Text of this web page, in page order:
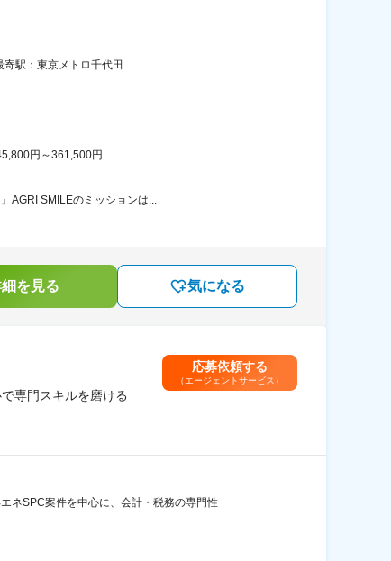
駅：東京メトロ千代田...
円～361,500円...
AGRI SMILEのミッションは...
を見る 気になる
専門スキルを磨ける
応募依頼する
（エージェントサービス）
ネSPC案件を中心に、会計・税務の専門性